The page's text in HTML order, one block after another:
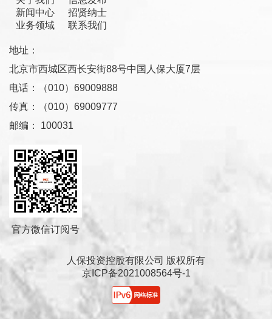
新闻中心
业务领域
招贤纳士
联系我们
地址：
北京市西城区西长安街88号中国人保大厦7层
电话：（010）69009888
传真：（010）69009777
邮编： 100031
官方微信订阅号
人保投资控股有限公司 版权所有
京ICP备2021008564号-1